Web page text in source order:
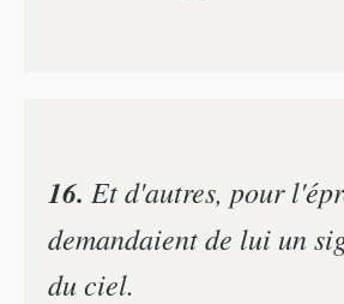
16. Et d'autres, pour
demandaient de lui un
du ciel.